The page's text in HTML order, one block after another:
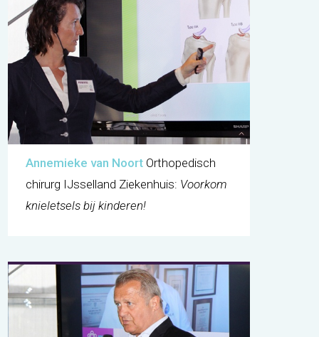
Annemieke van Noort Orthopedisch
chirurg IJsselland Ziekenhuis: Voorkom
knieletsels bij kinderen!